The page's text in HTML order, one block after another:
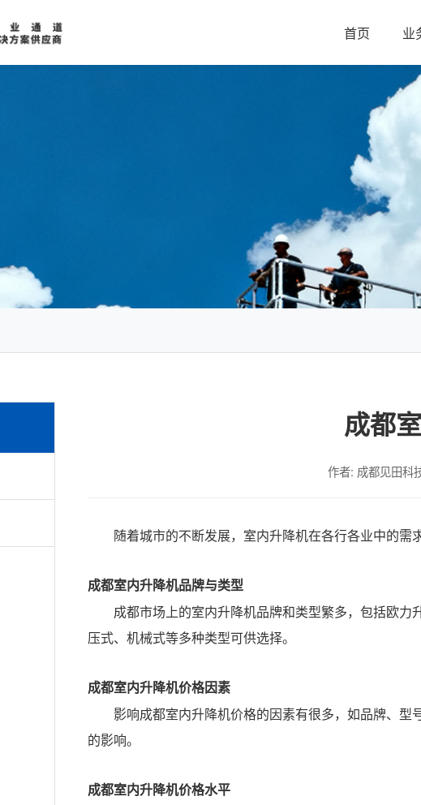
首页 业
成都
作者: 成都见田科
随着城市的不断发展，室内升降机在各行各业中的需
成都室内升降机品牌与类型
成都市场上的室内升降机品牌和类型繁多，包括欧
压式、机械式等多种类型可供选择。
成都室内升降机价格因素
影响成都室内升降机价格的因素有很多，如品牌、
的影响。
成都室内升降机价格水平